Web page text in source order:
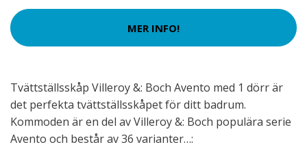
MER INFO!
Tvättställsskåp Villeroy &: Boch Avento med 1 dörr är
det perfekta tvättställsskåpet för ditt badrum.
Kommoden är en del av Villeroy &: Boch populära serie
Avento och består av 36 varianter…: